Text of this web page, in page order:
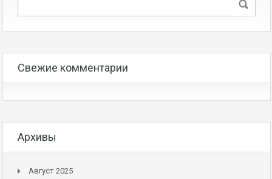
Свежие комментарии
Архивы
Август 2025